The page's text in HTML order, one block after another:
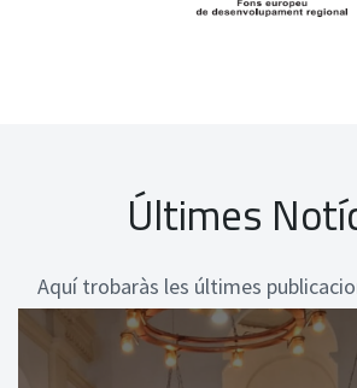
Últimes
Aquí trobaràs les últimes